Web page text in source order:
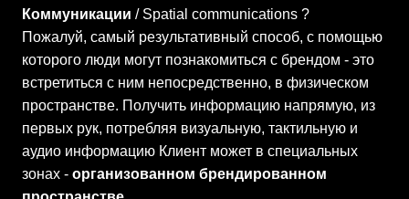
Коммуникации / Spatial communications ?
Пожалуй, самый результативный способ, с помощью
которого люди могут познакомиться с брендом - это
встретиться с ним непосредственно, в физическом
пространстве. Получить информацию напрямую, из
первых рук, потребляя визуальную, тактильную и
аудио информацию Клиент может в специальных
зонах - организованном брендированном